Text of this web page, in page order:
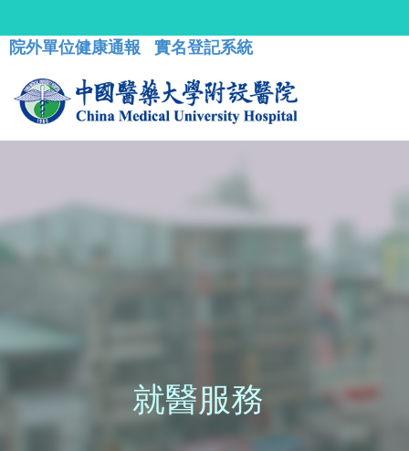
院外單位健康通報 實名登記系統
就醫服務